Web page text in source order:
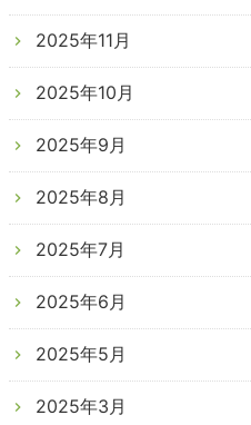
2025年11月
2025年10月
2025年9月
2025年8月
2025年7月
2025年6月
2025年5月
2025年3月